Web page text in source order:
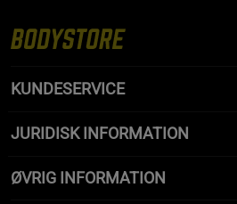
KUNDESERVICE
JURIDISK INFORMATION
ØVRIG INFORMATION